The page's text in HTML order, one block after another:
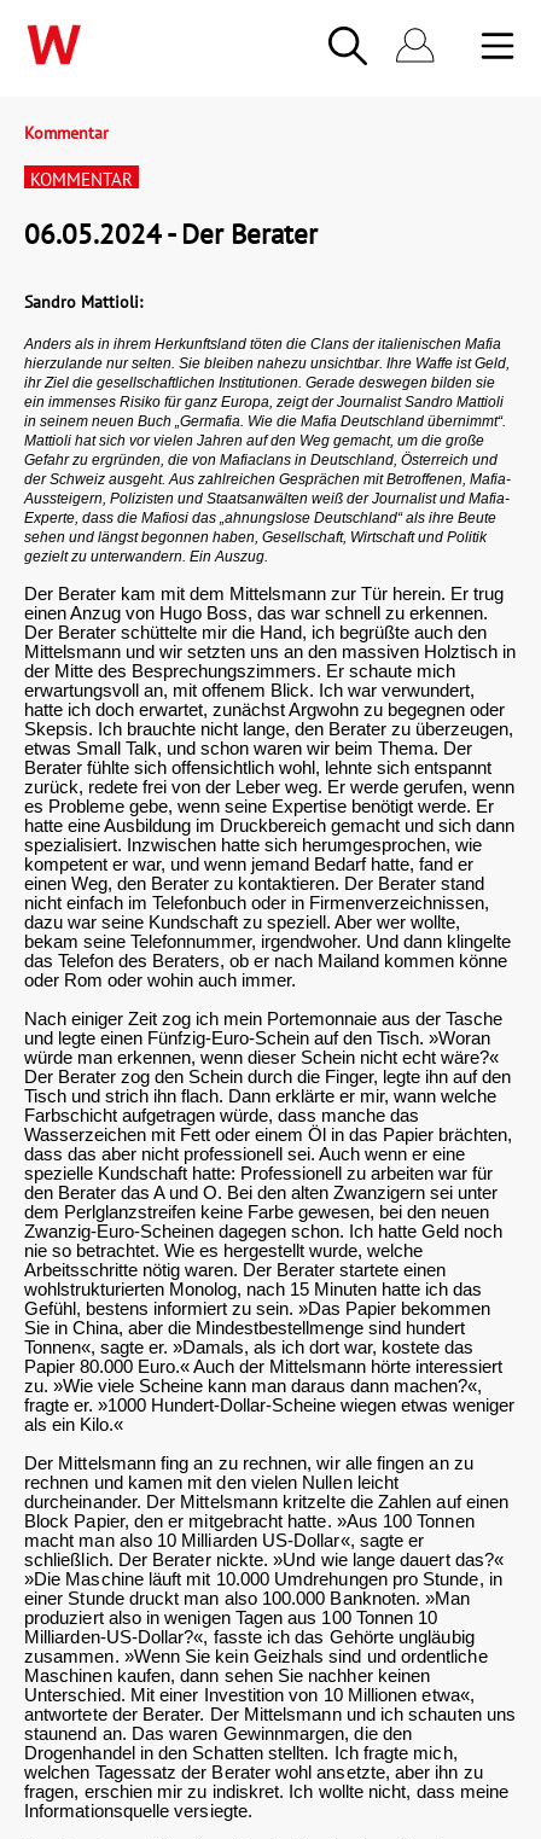
Kommentar
KOMMENTAR
06.05.2024 - Der Berater
Sandro Mattioli:
Anders als in ihrem Herkunftsland töten die Clans der italienischen Mafia
hierzulande nur selten. Sie bleiben nahezu unsichtbar. Ihre Waffe ist Geld,
ihr Ziel die gesellschaftlichen Institutionen. Gerade deswegen bilden sie
ein immenses Risiko für ganz Europa, zeigt der Journalist Sandro Mattioli
in seinem neuen Buch „Germafia. Wie die Mafia Deutschland übernimmt“.
Mattioli hat sich vor vielen Jahren auf den Weg gemacht, um die große
Gefahr zu ergründen, die von Mafiaclans in Deutschland, Österreich und
der Schweiz ausgeht.Aus zahlreichen Gesprächen mit Betroffenen, Mafia-
Aussteigern, Polizisten und Staatsanwälten weiß der Journalist und Mafia-
Experte, dass die Mafiosi das „ahnungslose Deutschland“ als ihre Beute
sehen und längst begonnen haben, Gesellschaft, Wirtschaft und Politik
gezielt zu unterwandern. Ein Auszug.
Der Berater kam mit dem Mittelsmann zur Tür herein. Er trug
einen Anzug von Hugo Boss, das war schnell zu erkennen.
Der Berater schüttelte mir die Hand, ich begrüßte auch den
Mittelsmann und wir setzten uns an den massiven Holztisch in
der Mitte des Besprechungszimmers. Er schaute mich
erwartungsvoll an, mit offenem Blick. Ich war verwundert,
hatte ich doch erwartet, zunächst Argwohn zu begegnen oder
Skepsis. Ich brauchte nicht lange, den Berater zu überzeugen,
etwas Small Talk, und schon waren wir beim Thema. Der
Berater fühlte sich offensichtlich wohl, lehnte sich entspannt
zurück, redete frei von der Leber weg. Er werde gerufen, wenn
es Probleme gebe, wenn seine Expertise benötigt werde. Er
hatte eine Ausbildung im Druckbereich gemacht und sich dann
spezialisiert. Inzwischen hatte sich herumgesprochen, wie
kompetent er war, und wenn jemand Bedarf hatte, fand er
einen Weg, den Berater zu kontaktieren. Der Berater stand
nicht einfach im Telefonbuch oder in Firmenverzeichnissen,
dazu war seine Kundschaft zu speziell. Aber wer wollte,
bekam seine Telefonnummer, irgendwoher. Und dann klingelte
das Telefon des Beraters, ob er nach Mailand kommen könne
oder Rom oder wohin auch immer.
Nach einiger Zeit zog ich mein Portemonnaie aus der Tasche
und legte einen Fünfzig-Euro-Schein auf den Tisch. »Woran
würde man erkennen, wenn dieser Schein nicht echt wäre?«
Der Berater zog den Schein durch die Finger, legte ihn auf den
Tisch und strich ihn flach. Dann erklärte er mir, wann welche
Farbschicht aufgetragen würde, dass manche das
Wasserzeichen mit Fett oder einem Öl in das Papier brächten,
dass das aber nicht professionell sei. Auch wenn er eine
spezielle Kundschaft hatte: Professionell zu arbeiten war für
den Berater das A und O. Bei den alten Zwanzigern sei unter
dem Perlglanzstreifen keine Farbe gewesen, bei den neuen
Zwanzig-Euro-Scheinen dagegen schon. Ich hatte Geld noch
nie so betrachtet. Wie es hergestellt wurde, welche
Arbeitsschritte nötig waren. Der Berater startete einen
wohlstrukturierten Monolog, nach 15 Minuten hatte ich das
Gefühl, bestens informiert zu sein. »Das Papier bekommen
Sie in China, aber die Mindestbestellmenge sind hundert
Tonnen«, sagte er. »Damals, als ich dort war, kostete das
Papier 80.000 Euro.« Auch der Mittelsmann hörte interessiert
zu. »Wie viele Scheine kann man daraus dann machen?«,
fragte er. »1000 Hundert-Dollar-Scheine wiegen etwas weniger
als ein Kilo.«
Der Mittelsmann fing an zu rechnen, wir alle fingen an zu
rechnen und kamen mit den vielen Nullen leicht
durcheinander. Der Mittelsmann kritzelte die Zahlen auf einen
Block Papier, den er mitgebracht hatte. »Aus 100 Tonnen
macht man also 10 Milliarden US-Dollar«, sagte er
schließlich. Der Berater nickte. »Und wie lange dauert das?«
»Die Maschine läuft mit 10.000 Umdrehungen pro Stunde, in
einer Stunde druckt man also 100.000 Banknoten. »Man
produziert also in wenigen Tagen aus 100 Tonnen 10
Milliarden-US-Dollar?«, fasste ich das Gehörte ungläubig
zusammen. »Wenn Sie kein Geizhals sind und ordentliche
Maschinen kaufen, dann sehen Sie nachher keinen
Unterschied. Mit einer Investition von 10 Millionen etwa«,
antwortete der Berater. Der Mittelsmann und ich schauten uns
staunend an. Das waren Gewinnmargen, die den
Drogenhandel in den Schatten stellten. Ich fragte mich,
welchen Tagessatz der Berater wohl ansetzte, aber ihn zu
fragen, erschien mir zu indiskret. Ich wollte nicht, dass meine
Informationsquelle versiegte.